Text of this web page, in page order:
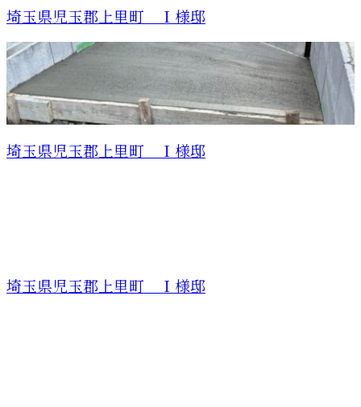
埼玉県児玉郡上里町 Ｉ様邸
埼玉県児玉郡上里町 Ｉ様邸
埼玉県児玉郡上里町 Ｉ様邸